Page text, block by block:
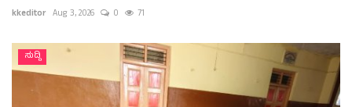
kkeditor Aug 3, 2026 0 71
ಸುದ್ದಿ